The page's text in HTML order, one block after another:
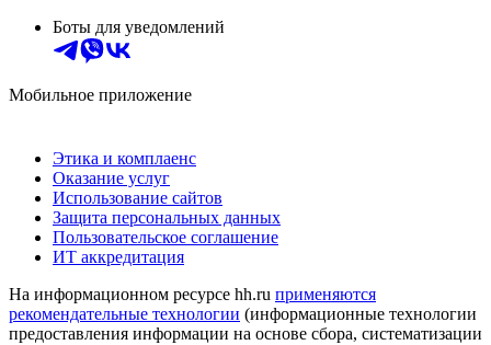
Боты для уведомлений
Мобильное приложение
Этика и комплаенс
Оказание услуг
Использование сайтов
Защита персональных данных
Пользовательское соглашение
ИТ аккредитация
На информационном ресурсе hh.ru применяются
рекомендательные технологии (информационные технологии
предоставления информации на основе сбора, систематизации